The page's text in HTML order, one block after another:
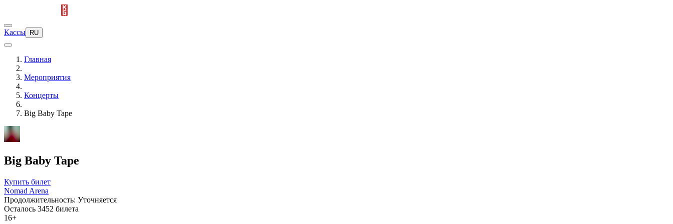
Кассы RU
Главная
Мероприятия
Концерты
Big Baby Tape
Big Baby Tape
Купить билет
Nomad Arena
Продолжительность: Уточняется
Осталось 3452 билета
16+